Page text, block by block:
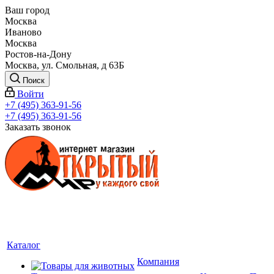
Ваш город
Москва
Иваново
Москва
Ростов-на-Дону
Москва, ул. Смольная, д 63Б
Поиск
Войти
+7 (495) 363-91-56
+7 (495) 363-91-56
Заказать звонок
Каталог
Компания